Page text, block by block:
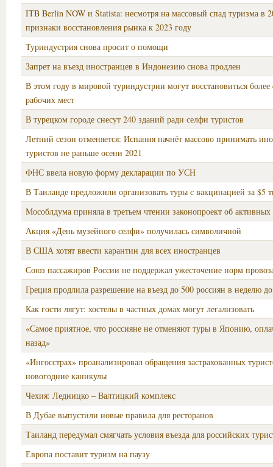
ITB Berlin NOW и Statista: несмотря на массовый спад туризма в
признаки восстановления рынка к 2023 году
Туриндустрия снова просит о помощи
Запрет на въезд иностранцев в Индонезию снова продлен
В этом году в мировой туриндустрии могут восстановиться
рабочих мест
В турецком городе снесут 240 зданий ради селфи туристов
Летний сезон отменяется: Испания начнёт массово принимать
туристов не раньше осени 2021
ФНС ввела новую форму декларации по УСН
В Таиланде предложили организовать туры с вакцинацией за $5
Мособлдума приняла в третьем чтении законопроект об
Акция «День музейного селфи» получилась символичной
В США хотят ввести карантин для всех иностранцев
Союз пассажиров России не поддержал ужесточение норм
Греция продлила разрешение на въезд до 500 россиян в неделю
Как гости лягут: хостелы в частных домах могут легализовать
«Самое приятное, что россияне не отменяют туры в Японию,
назад»
«Ингосстрах» проанализировал обращения застрахованных
новогодние каникулы
Чехия: Ледницко – Валтицкий комплекс
В Дубае выпустили новые правила для ресторанов
Таиланд передумал смягчать условия въезда для российских
Европа поставит туризм на паузу